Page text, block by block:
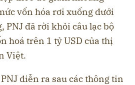
vốn hóa rơi xuống dưới
PNJ đã rời khỏi câu lạc bộ
hoá trên 1 tỷ USD của thị
Việt.
diễn ra sau các thông tin